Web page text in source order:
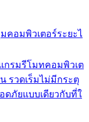
คอมพิวเตอร์ระยะไ
กรมรีโมทคอมพิวเต
รวดเร็มไม่มีกระตุ
ภัยแบบเดียวกับที่ใ